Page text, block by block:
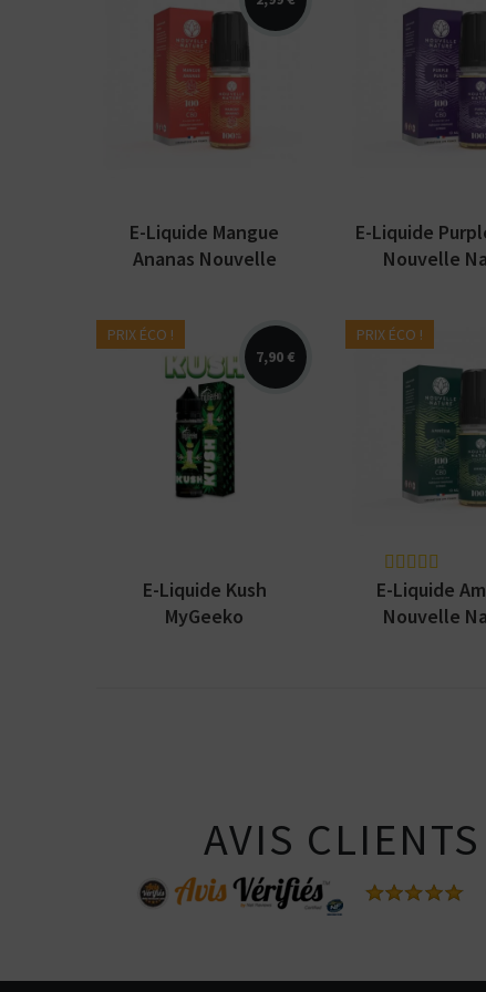
OCCASIONNEL
Arômes : ananas,
mangue. E-liquide CBD
/ CBN Nouvelle
Nature. Disponible en
10 ml avec 1%, 2% ou...
E-Liquide Mangue
Ananas Nouvelle
Arômes :
raisin, notes
et florales. E-
CBD / CBN
Nature....
E-Liquide
Nouvelle
PRIX ÉCO !
7,90 €
Arômes : chanvre. E-
liquide myGeeko.
Disponible en 50 ml
sans nicotine.
E-Liquide Kush
MyGeeko
PRIX ÉCO !
Arômes :
agrumes. E-
CBD / CBN
Nature.
10 ml avec 1%,
E-Liquide
Nouvelle
AVIS CLIENTS